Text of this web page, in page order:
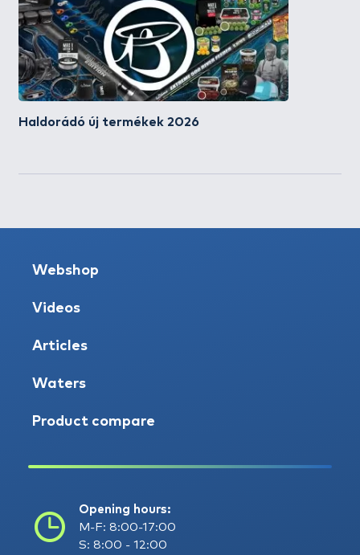
Haldorádó új termékek 2026
Webshop
Videos
Articles
Waters
Product compare
Opening hours:
M-F: 8:00-17:00
S: 8:00 - 12:00